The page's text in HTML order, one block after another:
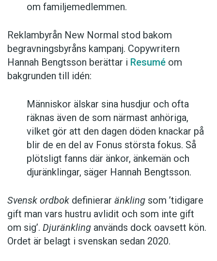
om familjemedlemmen.
Reklambyrån New Normal stod bakom
begravningsbyråns kampanj. Copywritern
Hannah Bengtsson berättar i Resumé om
bakgrunden till idén:
Människor älskar sina husdjur och ofta
räknas även de som närmast anhöriga,
vilket gör att den dagen döden knackar på
blir de en del av Fonus största fokus. Så
plötsligt fanns där änkor, änkemän och
djuränklingar, säger Hannah Bengtsson.
Svensk ordbok definierar änkling som ’tidigare
gift man vars hustru av­lidit och som inte gift
om sig’. Djuränkling används dock oavsett kön.
Ordet är belagt i svenskan sedan 2020.